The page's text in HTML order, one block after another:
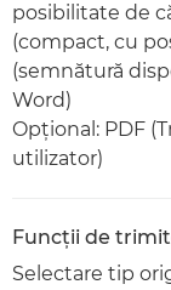
posibilitate de
(compact, cu
(semnătură
Word)
Opţional: PDF
utilizator)
Funcţii de
Selectare tip